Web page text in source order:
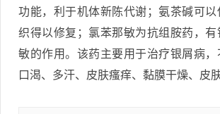
功能，利于机体新陈代谢；氨茶碱可以
织得以修复；氯苯那敏为抗组胺药，
敏的作用。该药主要用于治疗银屑病
口渴、多汗、皮肤瘙痒、黏膜干燥、皮